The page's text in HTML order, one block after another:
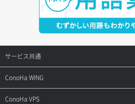
サービス共通
サポートトップ
ご契約・お支払い
ConoHa WING
サポートトップ
ConoHa VPS